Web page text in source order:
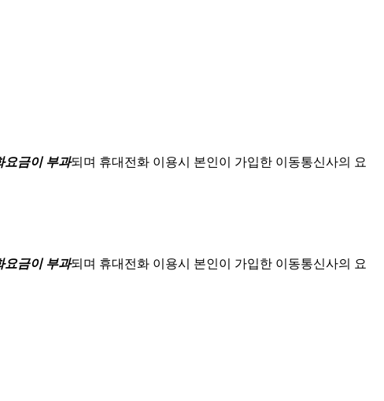
요금이 부과되며 휴대전화 이용시 본인이 가입한 이동통신사의 요
요금이 부과되며 휴대전화 이용시 본인이 가입한 이동통신사의 요